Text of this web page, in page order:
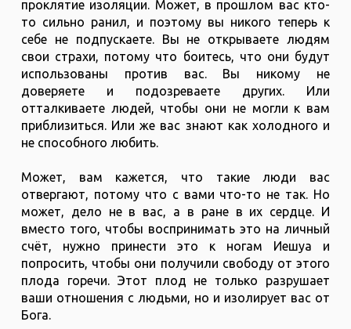
проклятие изоляции. Может, в прошлом вас кто-
то сильно ранил, и поэтому вы никого теперь к
себе не подпускаете. Вы не открываете людям
свои страхи, потому что боитесь, что они будут
использованы против вас. Вы никому не
доверяете и подозреваете других. Или
отталкиваете людей, чтобы они не могли к вам
приблизиться. Или же вас знают как холодного и
не способного любить.
Может, вам кажется, что такие люди вас
отвергают, потому что с вами что-то не так. Но
может, дело не в вас, а в ране в их сердце. И
вместо того, чтобы воспринимать это на личный
счёт, нужно принести это к ногам Иешуа и
попросить, чтобы они получили свободу от этого
плода горечи. Этот плод не только разрушает
ваши отношения с людьми, но и изолирует вас от
Бога.